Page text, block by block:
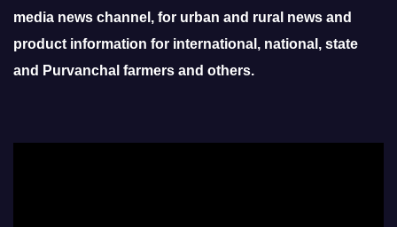
media news channel, for urban and rural news and
product information for international, national, state
and Purvanchal farmers and others.